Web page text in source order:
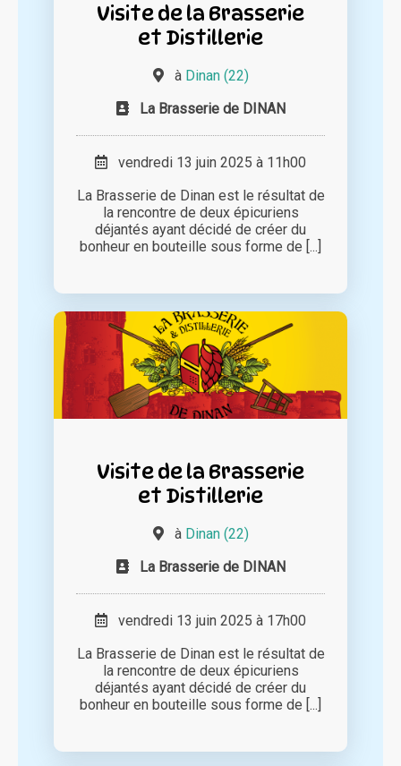
Visite de la Brasserie
et Distillerie
à Dinan (22)
La Brasserie de DINAN
vendredi 13 juin 2025 à 11h00
La Brasserie de Dinan est le résultat de
la rencontre de deux épicuriens
déjantés ayant décidé de créer du
bonheur en bouteille sous forme de [...]
Visite de la Brasserie
et Distillerie
à Dinan (22)
La Brasserie de DINAN
vendredi 13 juin 2025 à 17h00
La Brasserie de Dinan est le résultat de
la rencontre de deux épicuriens
déjantés ayant décidé de créer du
bonheur en bouteille sous forme de [...]